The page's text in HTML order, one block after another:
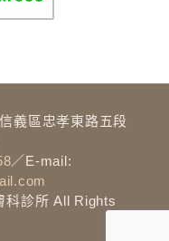
義區忠孝東路五段
／E-mail:
科診所 All Rights